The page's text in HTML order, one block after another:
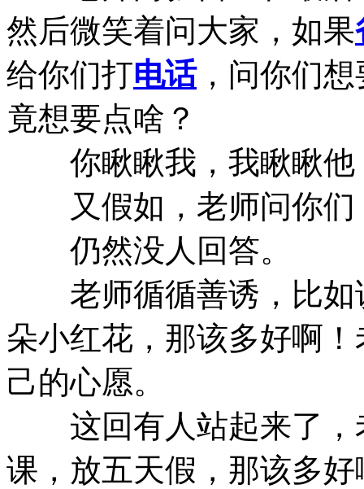
然后微笑着问大家，如果
给你们打电话，问你们
竟想要点啥？
你瞅瞅我，我瞅瞅他
又假如，老师问你们
仍然没人回答。
老师循循善诱，比如
朵小红花，那该多好啊
己的心愿。
这回有人站起来了，
课，放五天假，那该多